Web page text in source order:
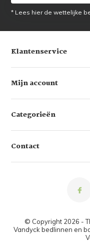
* Lees hier de wettelijke
Klantenservice
Mijn account
Categorieën
Contact
© Copyright 2026 -
Vandyck bedlinnen en